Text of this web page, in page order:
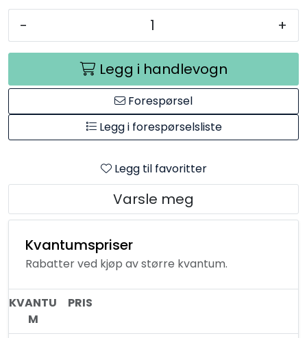
- +
Legg i handlevogn
Forespørsel
Legg i forespørselsliste
Legg til favoritter
Varsle meg
Kvantumspriser
Rabatter ved kjøp av større kvantum.
KVANTU
M
PRIS